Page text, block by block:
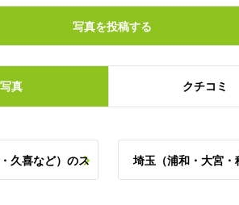
写真を投稿する
写真 クチコミ
久喜など）のス 埼玉（浦和・大宮